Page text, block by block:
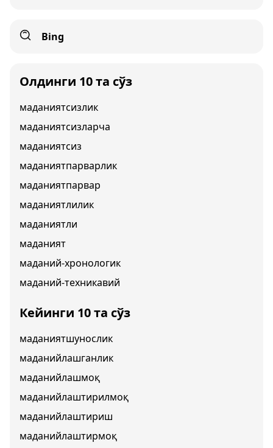
Bing
Олдинги 10 та сўз
маданиятсизлик
маданиятсизларча
маданиятсиз
маданиятпарварлик
маданиятпарвар
маданиятлилик
маданиятли
маданият
маданий-хронологик
маданий-техникавий
Кейинги 10 та сўз
маданиятшунослик
маданийлашганлик
маданийлашмоқ
маданийлаштирилмоқ
маданийлаштириш
маданийлаштирмоқ